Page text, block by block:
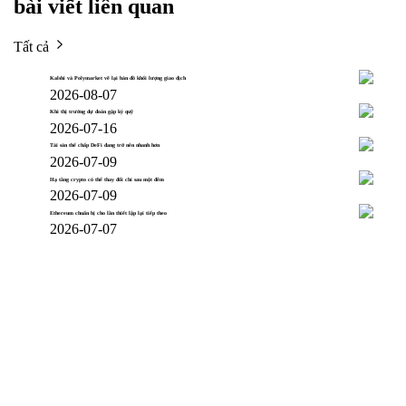
bài viết liên quan
Tất cả
Kalshi và Polymarket vẽ lại bản đồ khối lượng giao dịch
2026-08-07
Khi thị trường dự đoán gặp ký quỹ
2026-07-16
Tài sản thế chấp DeFi đang trở nên nhanh hơn
2026-07-09
Hạ tầng crypto có thể thay đổi chỉ sau một đêm
2026-07-09
Ethereum chuẩn bị cho lần thiết lập lại tiếp theo
2026-07-07